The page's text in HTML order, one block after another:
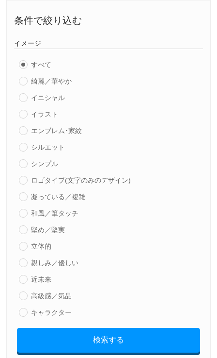
条件で絞り込む
イメージ
すべて
綺麗／華やか
イニシャル
イラスト
エンブレム･家紋
シルエット
シンプル
ロゴタイプ(文字のみのデザイン)
凝っている／複雑
和風／筆タッチ
堅め／堅実
立体的
親しみ／優しい
近未来
高級感／気品
キャラクター
検索する